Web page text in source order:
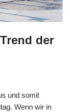
der
und somit
Wenn wir in